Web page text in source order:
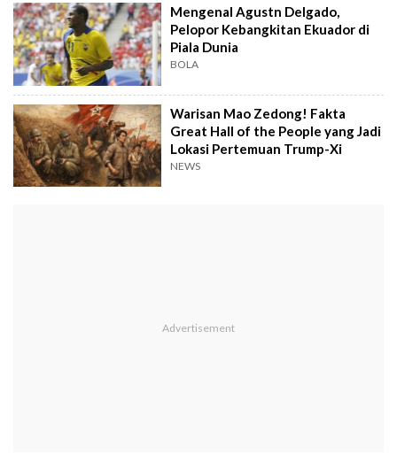
Mengenal Agustn Delgado,
Pelopor Kebangkitan Ekuador di
Piala Dunia
BOLA
Warisan Mao Zedong! Fakta
Great Hall of the People yang Jadi
Lokasi Pertemuan Trump-Xi
NEWS